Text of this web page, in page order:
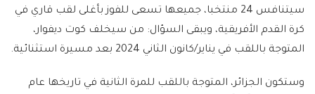
سيتنافس 24 منتخبا، جميعها تسعى للفوز بأغلى لقب قاري في
كرة القدم الأفريقية، ويبقى السؤال: من سيخلف كوت ديفوار،
المتوجة باللقب في يناير/كانون الثاني 2024 بعد مسيرة استثنائية.
وستكون الجزائر، المتوجة باللقب للمرة الثانية في تاريخها عام